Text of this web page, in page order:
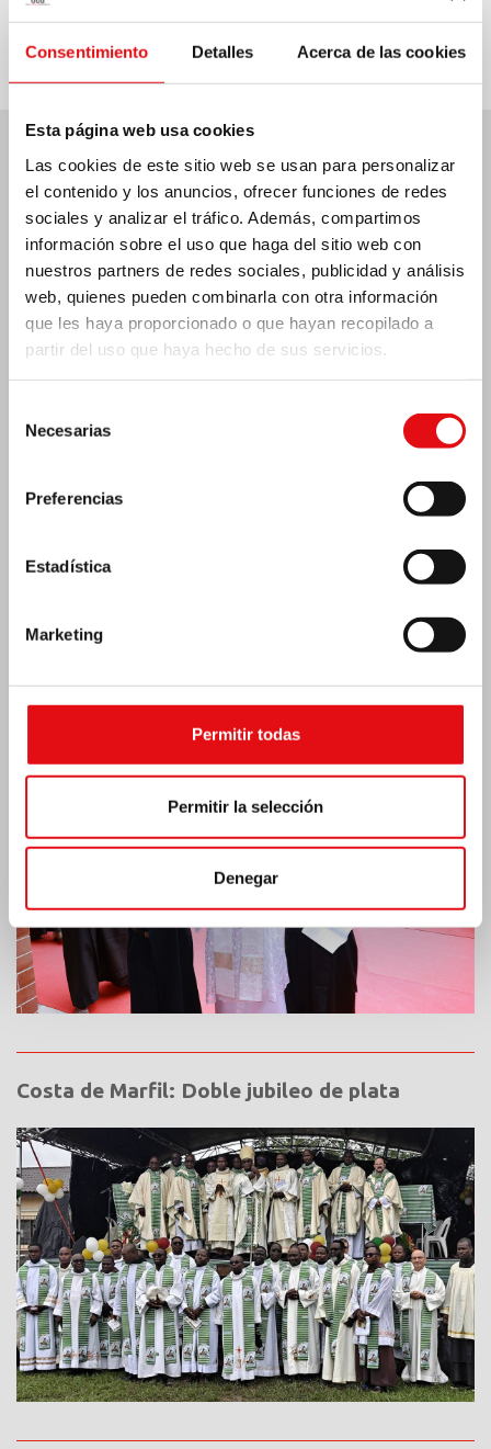
Consentimiento Detalles Acerca de las cookies
Esta página web usa cookies
Las cookies de este sitio web se usan para personalizar
el contenido y los anuncios, ofrecer funciones de redes
sociales y analizar el tráfico. Además, compartimos
información sobre el uso que haga del sitio web con
nuestros partners de redes sociales, publicidad y análisis
web, quienes pueden combinarla con otra información
que les haya proporcionado o que hayan recopilado a
partir del uso que haya hecho de sus servicios.
Necesarias
Preferencias
Estadística
Marketing
Permitir todas
Permitir la selección
Denegar
Últimas noticias:
MÉXICO: ASAMBLEA PLENARIA OCD
India: Bendición e inauguración del «Lumen
Carmeli»
Costa de Marfil: Doble jubileo de plata